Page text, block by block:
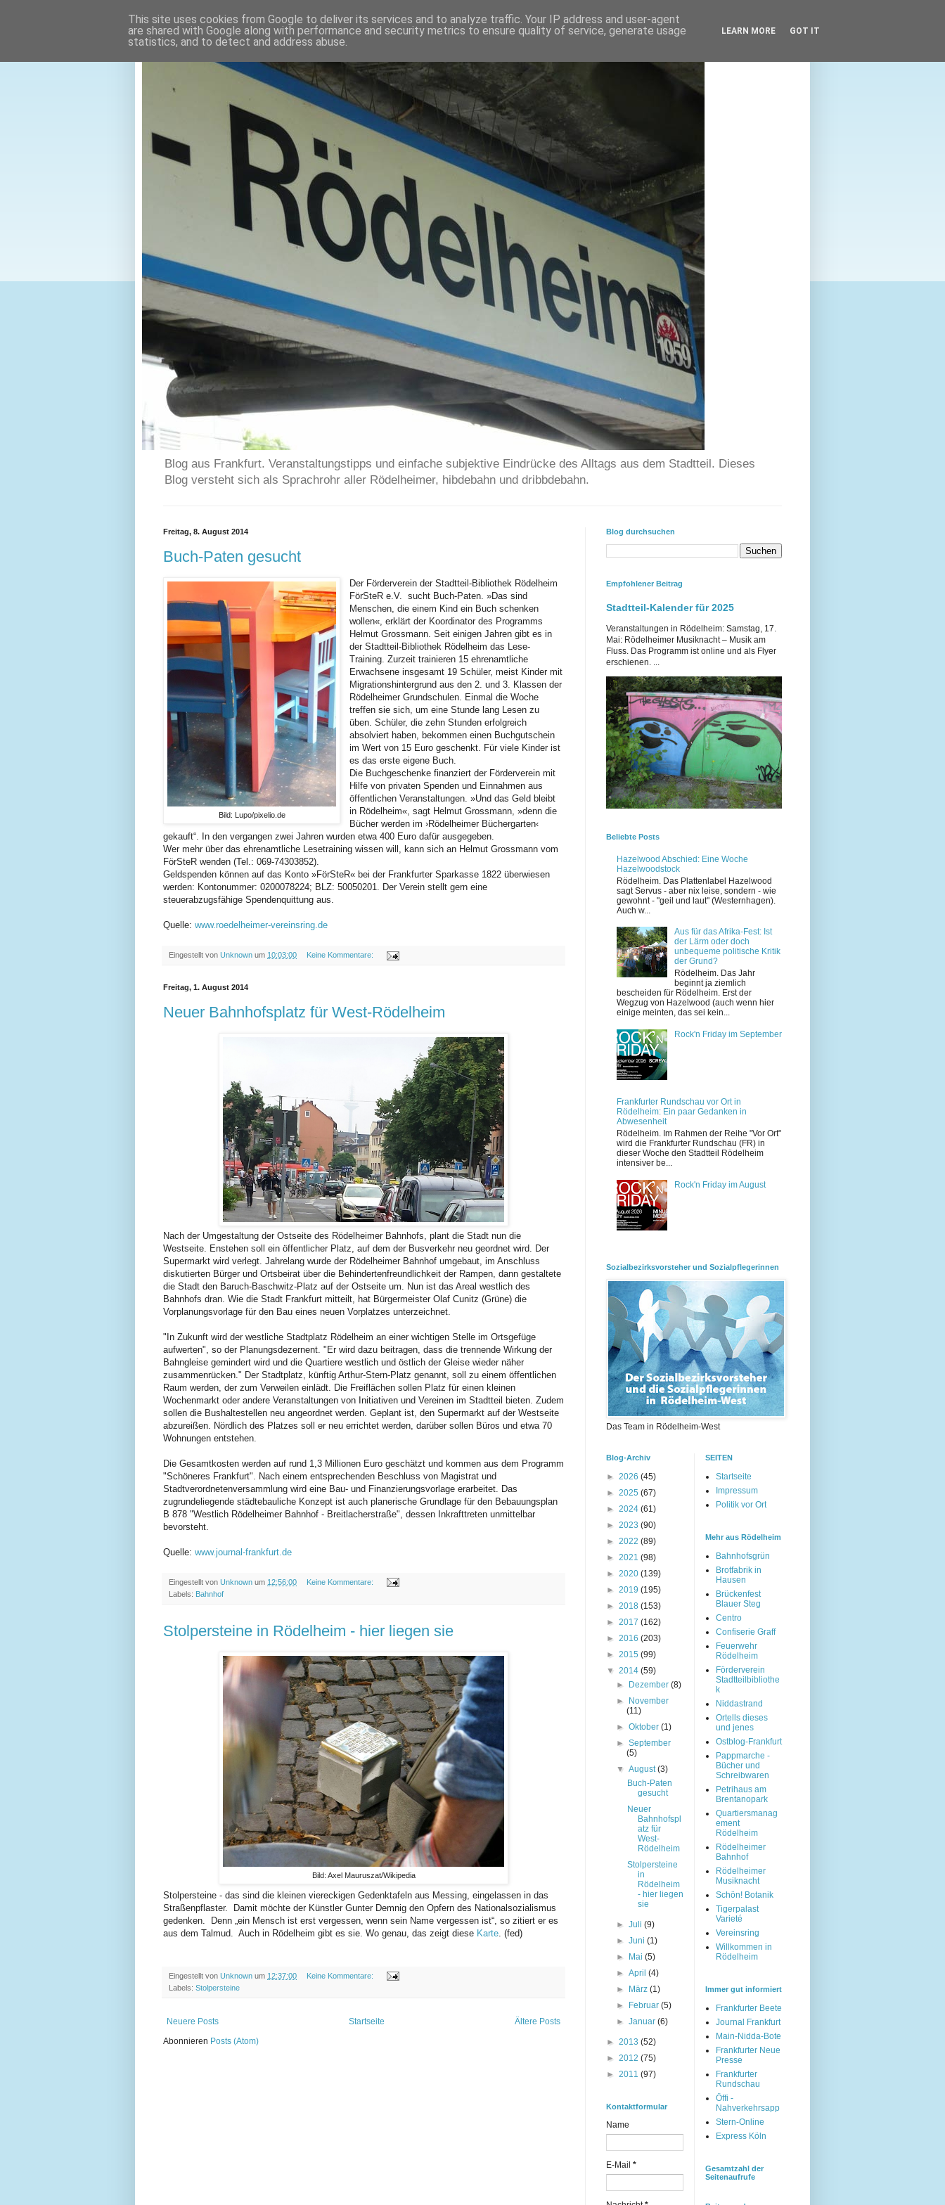
Blog aus Frankfurt. Veranstaltungstipps und einfache subjektive Eindrücke des Alltags aus dem Stadtteil. Dieses
Blog versteht sich als Sprachrohr aller Rödelheimer, hibdebahn und dribbdebahn.
Freitag, 8. August 2014
Buch-Paten gesucht
Bild: Lupo/pixelio.de
Der Förderverein der Stadtteil-Bibliothek Rödelheim
FörSteR e.V. sucht Buch-Paten. »Das sind
Menschen, die einem Kind ein Buch schenken
wollen«, erklärt der Koordinator des Programms
Helmut Grossmann. Seit einigen Jahren gibt es in
der Stadtteil-Bibliothek Rödelheim das Lese-
Training. Zurzeit trainieren 15 ehrenamtliche
Erwachsene insgesamt 19 Schüler, meist Kinder mit
Migrationshintergrund aus den 2. und 3. Klassen der
Rödelheimer Grundschulen. Einmal die Woche
treffen sie sich, um eine Stunde lang Lesen zu
üben. Schüler, die zehn Stunden erfolgreich
absolviert haben, bekommen einen Buchgutschein
im Wert von 15 Euro geschenkt. Für viele Kinder ist
es das erste eigene Buch.
Die Buchgeschenke finanziert der Förderverein mit
Hilfe von privaten Spenden und Einnahmen aus
öffentlichen Veranstaltungen. »Und das Geld bleibt
in Rödelheim«, sagt Helmut Grossmann, »denn die
Bücher werden im ›Rödelheimer Büchergarten‹
gekauft“. In den vergangen zwei Jahren wurden etwa 400 Euro dafür ausgegeben.
Wer mehr über das ehrenamtliche Lesetraining wissen will, kann sich an Helmut Grossmann vom
FörSteR wenden (Tel.: 069-74303852).
Geldspenden können auf das Konto »FörSteR« bei der Frankfurter Sparkasse 1822 überwiesen
werden: Kontonummer: 0200078224; BLZ: 50050201. Der Verein stellt gern eine
steuerabzugsfähige Spendenquittung aus.
Quelle: www.roedelheimer-vereinsring.de
Eingestellt von Unknown um 10:03:00 Keine Kommentare:
Freitag, 1. August 2014
Neuer Bahnhofsplatz für West-Rödelheim
Nach der Umgestaltung der Ostseite des Rödelheimer Bahnhofs, plant die Stadt nun die
Westseite. Enstehen soll ein öffentlicher Platz, auf dem der Busverkehr neu geordnet wird. Der
Supermarkt wird verlegt. Jahrelang wurde der Rödelheimer Bahnhof umgebaut, im Anschluss
diskutierten Bürger und Ortsbeirat über die Behindertenfreundlichkeit der Rampen, dann gestaltete
die Stadt den Baruch-Baschwitz-Platz auf der Ostseite um. Nun ist das Areal westlich des
Bahnhofs dran. Wie die Stadt Frankfurt mitteilt, hat Bürgermeister Olaf Cunitz (Grüne) die
Vorplanungsvorlage für den Bau eines neuen Vorplatzes unterzeichnet.
"In Zukunft wird der westliche Stadtplatz Rödelheim an einer wichtigen Stelle im Ortsgefüge
aufwerten", so der Planungsdezernent. "Er wird dazu beitragen, dass die trennende Wirkung der
Bahngleise gemindert wird und die Quartiere westlich und östlich der Gleise wieder näher
zusammenrücken." Der Stadtplatz, künftig Arthur-Stern-Platz genannt, soll zu einem öffentlichen
Raum werden, der zum Verweilen einlädt. Die Freiflächen sollen Platz für einen kleinen
Wochenmarkt oder andere Veranstaltungen von Initiativen und Vereinen im Stadtteil bieten. Zudem
sollen die Bushaltestellen neu angeordnet werden. Geplant ist, den Supermarkt auf der Westseite
abzureißen. Nördlich des Platzes soll er neu errichtet werden, darüber sollen Büros und etwa 70
Wohnungen entstehen.
Die Gesamtkosten werden auf rund 1,3 Millionen Euro geschätzt und kommen aus dem Programm
"Schöneres Frankfurt". Nach einem entsprechenden Beschluss von Magistrat und
Stadtverordnetenversammlung wird eine Bau- und Finanzierungsvorlage erarbeitet. Das
zugrundeliegende städtebauliche Konzept ist auch planerische Grundlage für den Bebauungsplan
B 878 "Westlich Rödelheimer Bahnhof - Breitlacherstraße", dessen Inkrafttreten unmittelbar
bevorsteht.
Quelle: www.journal-frankfurt.de
Eingestellt von Unknown um 12:56:00
Keine Kommentare:
Labels: Bahnhof
Stolpersteine in Rödelheim - hier liegen sie
Bild: Axel Mauruszat/Wikipedia
Stolpersteine - das sind die kleinen viereckigen Gedenktafeln aus Messing, eingelassen in das
Straßenpflaster. Damit möchte der Künstler Gunter Demnig den Opfern des Nationalsozialismus
gedenken. Denn „ein Mensch ist erst vergessen, wenn sein Name vergessen ist“, so zitiert er es
aus dem Talmud. Auch in Rödelheim gibt es sie. Wo genau, das zeigt diese Karte . (fed)
Eingestellt von Unknown um 12:37:00
Keine Kommentare:
Labels: Stolpersteine
Neuere Posts Ältere Posts
Startseite
Abonnieren Posts (Atom)
Blog durchsuchen
Empfohlener Beitrag
Stadtteil-Kalender für 2025
Veranstaltungen in Rödelheim: Samstag, 17.
Mai: Rödelheimer Musiknacht – Musik am
Fluss. Das Programm ist online und als Flyer
erschienen. ...
Beliebte Posts
Hazelwood Abschied: Eine Woche
Hazelwoodstock
Rödelheim. Das Plattenlabel Hazelwood
sagt Servus - aber nix leise, sondern - wie
gewohnt - "geil und laut" (Westernhagen).
Auch w...
Aus für das Afrika-Fest: Ist
der Lärm oder doch
unbequeme politische Kritik
der Grund?
Rödelheim. Das Jahr
beginnt ja ziemlich
bescheiden für Rödelheim. Erst der
Wegzug von Hazelwood (auch wenn hier
einige meinten, das sei kein...
Rock'n Friday im September
Frankfurter Rundschau vor Ort in
Rödelheim: Ein paar Gedanken in
Abwesenheit
Rödelheim. Im Rahmen der Reihe "Vor Ort"
wird die Frankfurter Rundschau (FR) in
dieser Woche den Stadtteil Rödelheim
intensiver be...
Rock'n Friday im August
Sozialbezirksvorsteher und Sozialpflegerinnen
Das Team in Rödelheim-West
Blog-Archiv
► 2026 (45)
► 2025 (67)
► 2024 (61)
► 2023 (90)
► 2022 (89)
► 2021 (98)
► 2020 (139)
► 2019 (195)
► 2018 (153)
► 2017 (162)
► 2016 (203)
► 2015 (99)
▼ 2014 (59)
►
Dezember(8)
►
November
(11)
►Oktober(1)
►September
(5)
▼August(3)
Buch-Paten
gesucht
Neuer
Bahnhofspl
atz für
West-
Rödelheim
Stolpersteine
in
Rödelheim
- hier liegen
sie
►Juli(9)
►Juni(1)
►
Mai(5)
►April(4)
►
März(1)
►
Februar(5)
►Januar(6)
► 2013 (52)
► 2012 (75)
► 2011 (97)
Kontaktformular
Name
E-Mail *
SEITEN
Startseite
Impressum
Politik vor Ort
Mehr aus Rödelheim
Bahnhofsgrün
Brotfabrik in
Hausen
Brückenfest
Blauer Steg
Centro
Confiserie Graff
Feuerwehr
Rödelheim
Förderverein
Stadtteilbibliothe
k
Niddastrand
Ortells dieses
und jenes
Ostblog-Frankfurt
Pappmarche -
Bücher und
Schreibwaren
Petrihaus am
Brentanopark
Quartiersmanag
ement
Rödelheim
Rödelheimer
Bahnhof
Rödelheimer
Musiknacht
Schön! Botanik
Tigerpalast
Varieté
Vereinsring
Willkommen in
Rödelheim
Immer gut informiert
Frankfurter Beete
Journal Frankfurt
Main-Nidda-Bote
Frankfurter Neue
Presse
Frankfurter
Rundschau
Öffi -
Nahverkehrsapp
Stern-Online
Express Köln
Gesamtzahl der
Seitenaufrufe
This site uses cookies from Google to deliver its services and to analyze traffic. Your IP address and user-agent
are shared with Google along with performance and security metrics to ensure quality of service, generate usage
statistics, and to detect and address abuse.
LEARN MORE GOT IT